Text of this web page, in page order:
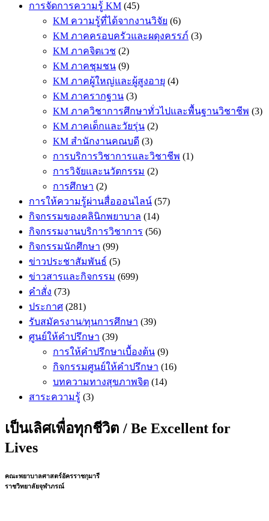
การจัดการความรู้ KM (45)
KM ความรู้ที่ได้จากงานวิจัย (6)
KM ภาคครอบครัวและผดุงครรภ์ (3)
KM ภาคจิตเวช (2)
KM ภาคชุมชน (9)
KM ภาคผู้ใหญ่และผู้สูงอายุ (4)
KM ภาครากฐาน (3)
KM ภาควิชาการศึกษาทั่วไปและพื้นฐานวิชาชีพ (3)
KM ภาคเด็กและวัยรุ่น (2)
KM สำนักงานคณบดี (3)
การบริการวิชาการและวิชาชีพ (1)
การวิจัยและนวัตกรรม (2)
การศึกษา (2)
การให้ความรู้ผ่านสื่อออนไลน์ (57)
กิจกรรมของคลินิกพยาบาล (14)
กิจกรรมงานบริการวิชาการ (56)
กิจกรรมนักศึกษา (99)
ข่าวประชาสัมพันธ์ (5)
ข่าวสารและกิจกรรม (699)
คำสั่ง (73)
ประกาศ (281)
รับสมัครงาน/ทุนการศึกษา (39)
ศูนย์ให้คำปรึกษา (39)
การให้คำปรึกษาเบื้องต้น (9)
กิจกรรมศูนย์ให้คำปรึกษา (16)
บทความทางสุขภาพจิต (14)
สาระความรู้ (3)
เป็นเลิศเพื่อทุกชีวิต / Be Excellent for
Lives
คณะพยาบาลศาสตร์อัครราชกุมารี
ราชวิทยาลัยจุฬาภรณ์